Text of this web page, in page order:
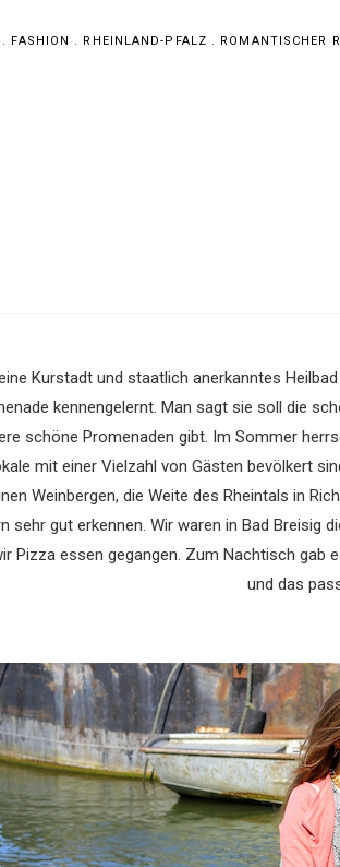
. FASHION . RHEINLAND-PFALZ . ROMANTISCHER
Kurstadt und staatlich anerkanntes
kennengelernt. Man sagt sie soll die
schöne Promenaden gibt. Im Sommer
mit einer Vielzahl von Gästen bevölkert
Weinbergen, die Weite des Rheintals in
sehr gut erkennen. Wir waren in Bad Breisig
Pizza essen gegangen. Zum Nachtisch
und das